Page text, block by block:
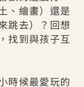
、繪畫）還是
跳去）？回想
找到與孩子互
時候最愛玩的